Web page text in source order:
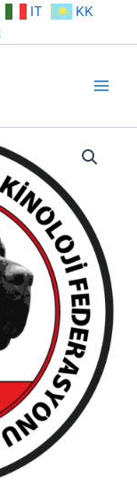
IT
KK